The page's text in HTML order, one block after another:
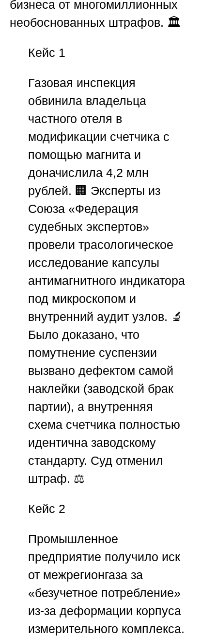
бизнеса от многомиллионных
необоснованных штрафов. 🏛️
Кейс 1
Газовая инспекция
обвинила владельца
частного отеля в
модификации счетчика с
помощью магнита и
доначислила 4,2 млн
рублей. 🏢 Эксперты из
Союза «Федерация
судебных экспертов»
провели трасологическое
исследование капсулы
антимагнитного индикатора
под микроскопом и
внутренний аудит узлов. 🔬
Было доказано, что
помутнение суспензии
вызвано дефектом самой
наклейки (заводской брак
партии), а внутренняя
схема счетчика полностью
идентична заводскому
стандарту. Суд отменил
штраф. ⚖️
Кейс 2
Промышленное
предприятие получило иск
от межрегионгаза за
«безучетное потребление»
из-за деформации корпуса
измерительного комплекса.